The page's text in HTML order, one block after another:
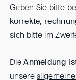
Geben Sie bitte
korrekte,
sich bitte im
DieAnmeldung
unsere